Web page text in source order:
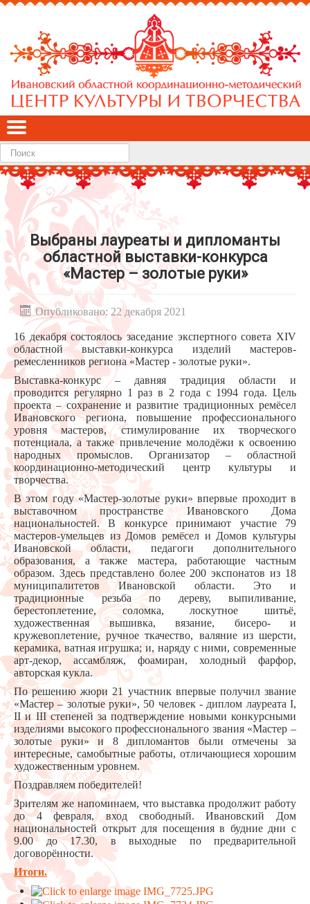
Найти
Выбраны лауреаты и дипломанты
областной выставки-конкурса
«Мастер – золотые руки»
Опубликовано: 22 декабря 2021
16 декабря состоялось заседание экспертного совета XIV
областной выставки-конкурса изделий мастеров-
ремесленников региона «Мастер - золотые руки».
Выставка-конкурс – давняя традиция области и
проводится регулярно 1 раз в 2 года с 1994 года. Цель
проекта – сохранение и развитие традиционных ремёсел
Ивановского региона, повышение профессионального
уровня мастеров, стимулирование их творческого
потенциала, а также привлечение молодёжи к освоению
народных промыслов. Организатор – областной
координационно-методический центр культуры и
творчества.
В этом году «Мастер-золотые руки» впервые проходит в
выставочном пространстве Ивановского Дома
национальностей. В конкурсе принимают участие 79
мастеров-умельцев из Домов ремёсел и Домов культуры
Ивановской области, педагоги дополнительного
образования, а также мастера, работающие частным
образом. Здесь представлено более 200 экспонатов из 18
муниципалитетов Ивановской области. Это и
традиционные резьба по дереву, выпиливание,
берестоплетение, соломка, лоскутное шитьё,
художественная вышивка, вязание, бисеро- и
кружевоплетение, ручное ткачество, валяние из шерсти,
керамика, ватная игрушка; и, наряду с ними, современные
арт-декор, ассамбляж, фоамиран, холодный фарфор,
авторская кукла.
По решению жюри 21 участник впервые получил звание
«Мастер – золотые руки», 50 человек - диплом лауреата I,
II и III степеней за подтверждение новыми конкурсными
изделиями высокого профессионального звания «Мастер –
золотые руки» и 8 дипломантов были отмечены за
интересные, самобытные работы, отличающиеся хорошим
художественным уровнем.
Поздравляем победителей!
Зрителям же напоминаем, что выставка продолжит работу
до 4 февраля, вход свободный. Ивановский Дом
национальностей открыт для посещения в будние дни с
9.00 до 17.30, в выходные по предварительной
договорённости.
Итоги.